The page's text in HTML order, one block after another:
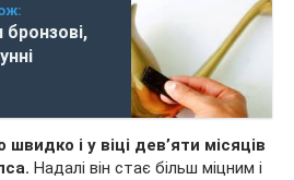
і у віці дев’яти місяців
Надалі він стає більш міцним і